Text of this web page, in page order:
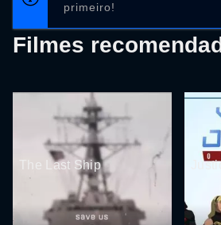
primeiro!
Filmes
The Last Ship